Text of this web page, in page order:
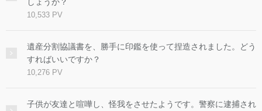
10,533 PV
遺産分割協議書を、勝手に印鑑を使って捏造されました。どう
すればいいですか？
10,276 PV
子供が友達と喧嘩し、怪我をさせたようです。警察に逮捕され